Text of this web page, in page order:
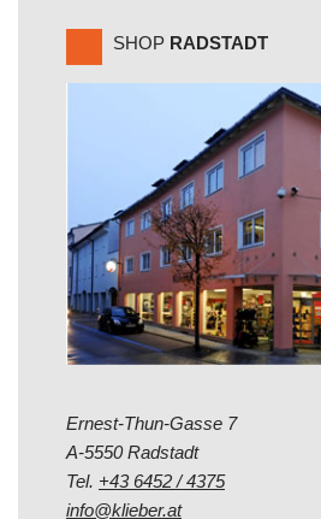
SHOP RADSTADT
Ernest-Thun-Gasse 7
A-5550 Radstadt
Tel. +43 6452 / 4375
info@klieber.at